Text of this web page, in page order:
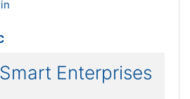
Enterprises